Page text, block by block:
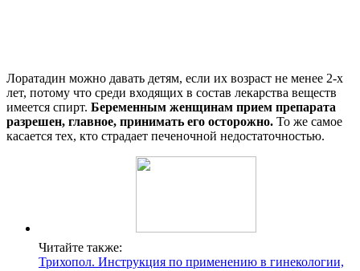
Лоратадин можно давать детям, если их возраст не менее 2-х
лет, потому что среди входящих в состав лекарства веществ
имеется спирт. Беременным женщинам прием препарата
разрешен, главное, принимать его осторожно. То же самое
касается тех, кто страдает печеночной недостаточностью.
Читайте также:
Трихопол. Инструкция по применению в гинекологии,